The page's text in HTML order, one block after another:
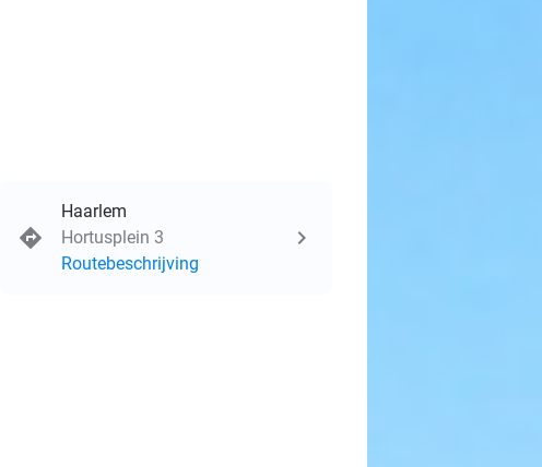
Haarlem
Hortusplein 3
Routebeschrijving